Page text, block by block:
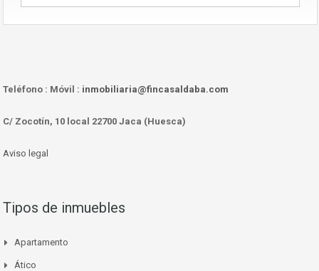
Teléfono : Móvil : inmobiliaria@fincasaldaba.com
C/ Zocotín, 10 local 22700 Jaca (Huesca)
Aviso legal
Tipos de inmuebles
Apartamento
Ático